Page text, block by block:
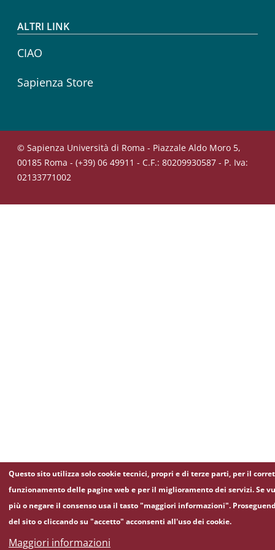
ALTRI LINK
CIAO
Sapienza Store
© Sapienza Università di Roma - Piazzale Aldo Moro 5,
00185 Roma - (+39) 06 49911 - C.F.: 80209930587 - P. Iva:
02133771002
Questo sito utilizza solo cookie tecnici, propri e di terze parti, per il
funzionamento delle pagine web e per il miglioramento dei servizi. Se
più o negare il consenso usa il tasto "maggiori informazioni".
del sito o cliccando su "accetto" acconsenti all'uso dei cookie.
Maggiori informazioni